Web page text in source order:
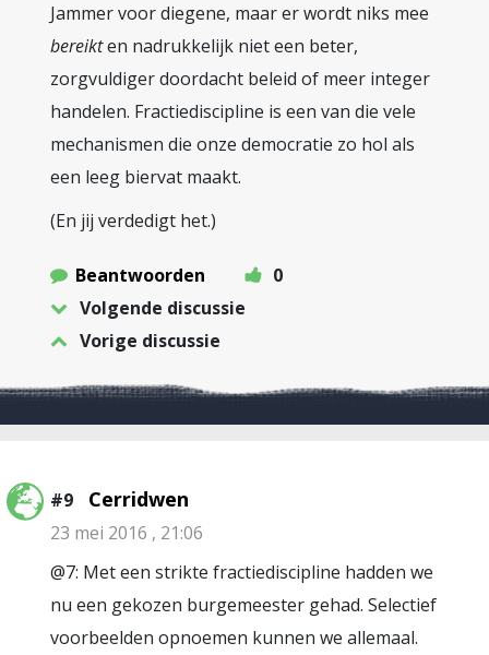
Jammer voor diegene, maar er wordt niks mee
bereikten nadrukkelijk niet een beter,
zorgvuldiger doordacht beleid of meer integer
handelen. Fractiediscipline is een van die vele
mechanismen die onze democratie zo hol als
een leeg biervat maakt.
(En jij verdedigt het.)
Beantwoorden
0
Volgende discussie
Vorige discussie
#9 Cerridwen
23 mei 2016 , 21:06
@7: Met een strikte fractiediscipline hadden we
nu een gekozen burgemeester gehad. Selectief
voorbeelden opnoemen kunnen we allemaal.